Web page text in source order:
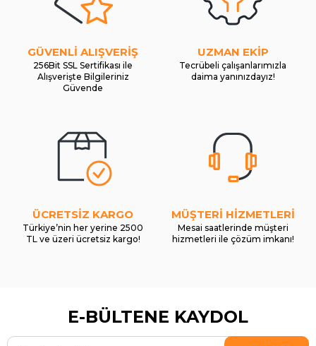
GÜVENLİ ALIŞVERİŞ
256Bit SSL Sertifikası ile
Alışverişte Bilgileriniz
Güvende
UZMAN EKİP
Tecrübeli çalışanlarımızla
daima yanınızdayız!
ÜCRETSİZ KARGO
Türkiye’nin her yerine 2500
TL ve üzeri ücretsiz kargo!
MÜŞTERİ HİZMETLERİ
Mesai saatlerinde müşteri
hizmetleri ile çözüm imkanı!
E-BÜLTENE KAYDOL